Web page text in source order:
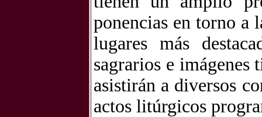
ponencias en torno a
lugares más
sagrarios e imágenes
asistirán a diversos
actos litúrgicos